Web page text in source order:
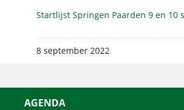
Startlijst Springen Paarden 9 en 10
8 september 2022
AGENDA